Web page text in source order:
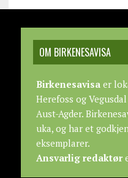
OM BIRKENESAVISA
Birkenesavisaer
Herefoss og
Aust-Agder.
uka, og har et
eksemplarer.
Ansvarlig redaktør